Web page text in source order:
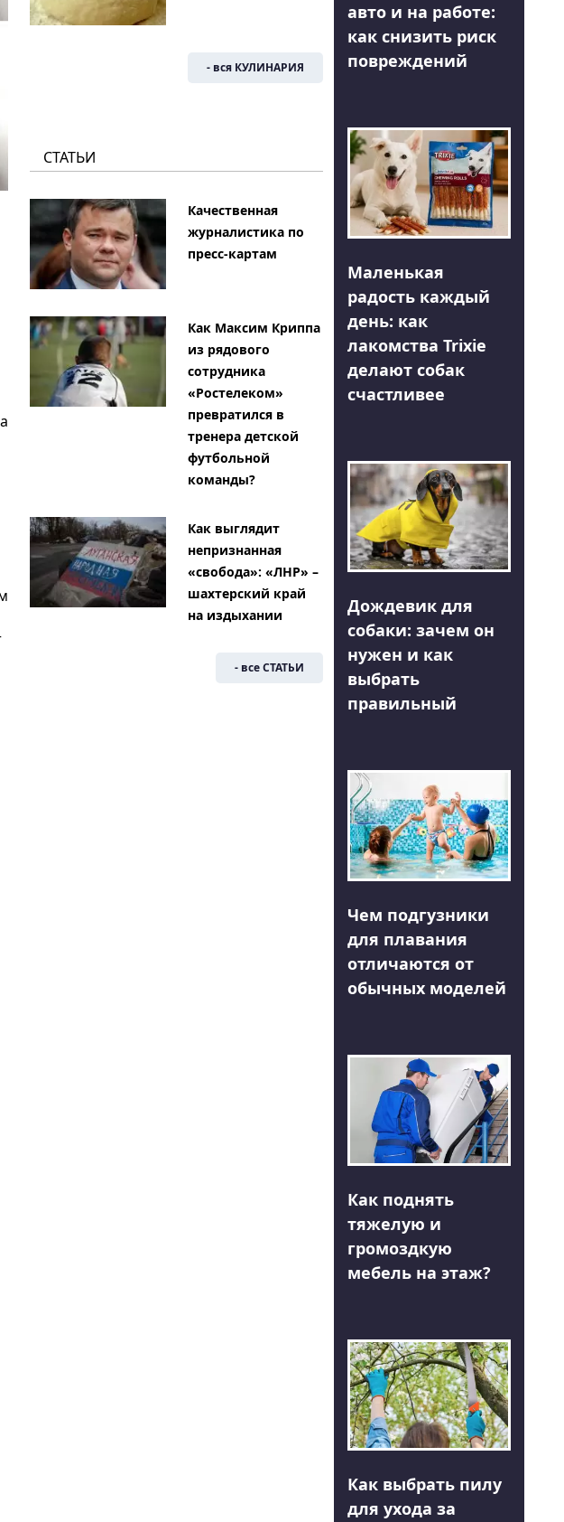
- вся КУЛИНАРИЯ
СТАТЬИ
Качественная
журналистика по
пресс-картам
Как Максим Криппа
из рядового
сотрудника
«Ростелеком»
превратился в
тренера детской
футбольной
команды?
Как выглядит
непризнанная
«свобода»: «ЛНР» –
шахтерский край
на издыхании
- все СТАТЬИ
авто и на работе:
как снизить риск
повреждений
Маленькая
радость каждый
день: как
лакомства Trixie
делают собак
счастливее
Дождевик для
собаки: зачем он
нужен и как
выбрать
правильный
Чем подгузники
для плавания
отличаются от
обычных моделей
Как поднять
тяжелую и
громоздкую
мебель на этаж?
Как выбрать пилу
для ухода за